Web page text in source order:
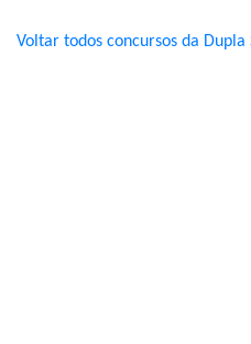
Voltar todos concursos da Dupla